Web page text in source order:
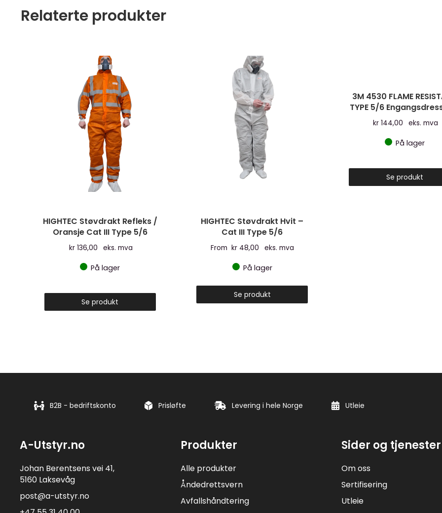
Relaterte produkter
HIGHTEC Støvdrakt Refleks /
Oransje Cat III Type 5/6
kr 136,00 eks. mva
På lager
Se produkt
HIGHTEC Støvdrakt Hvit –
Cat III Type 5/6
From kr48,00 eks. mva
På lager
Se produkt
3M 4530 FLAME
TYPE 5/6
kr 144,00 eks. mva
På lager
Se produkt
B2B - bedriftskonto Prisløfte Levering i hele Norge Utleie
A-Utstyr.no
Johan Berentsens vei 41,
5160 Laksevåg
post@a-utstyr.no
Produkter
Alle produkter
Åndedrettsvern
Avfallshåndtering
Sider og tjenester
Om oss
Sertifisering
Utleie